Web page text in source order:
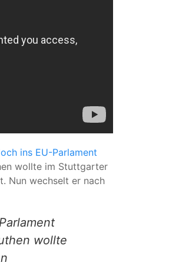
ins EU-Parlament
wollte im Stuttgarter
Nun wechselt er nach
wollte